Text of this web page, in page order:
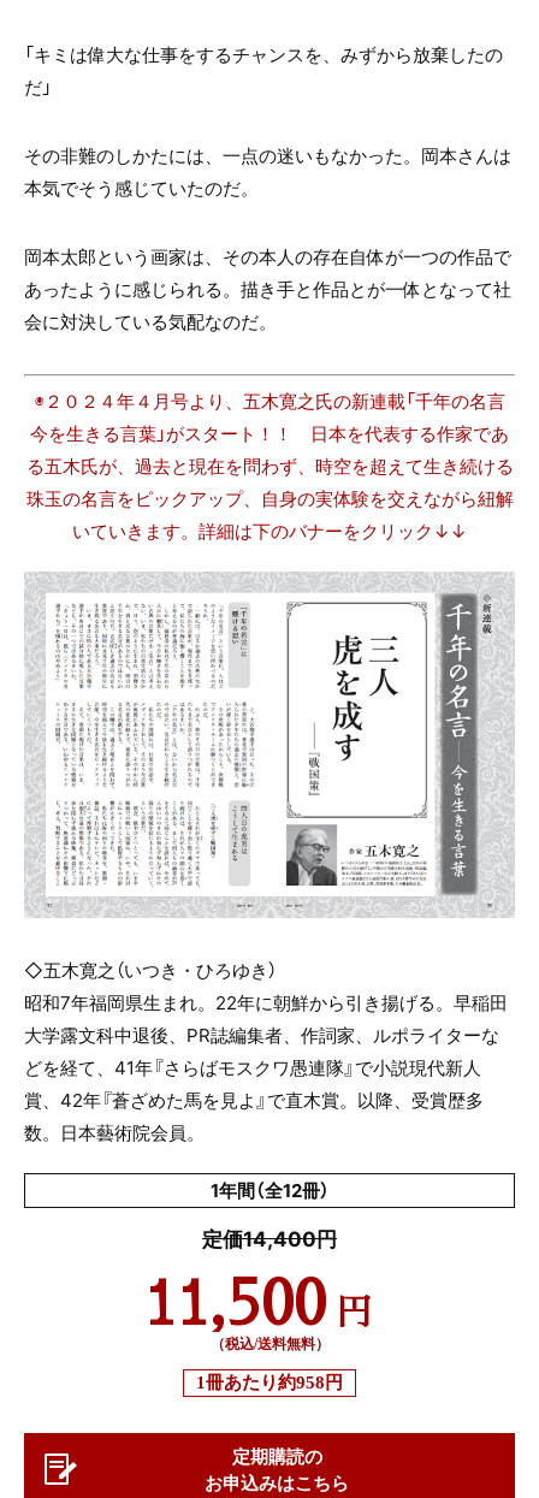
「キミは偉大な仕事をするチャンスを、みずから放棄したの
だ」
その非難のしかたには、一点の迷いもなかった。岡本さんは
本気でそう感じていたのだ。
岡本太郎という画家は、その本人の存在自体が一つの作品で
あったように感じられる。描き手と作品とが一体となって社
会に対決している気配なのだ。
◉２０２４年４月号より、五木寛之氏の新連載「千年の名言
今を生きる言葉」がスタート！！ 日本を代表する作家であ
る五木氏が、過去と現在を問わず、時空を超えて生き続ける
珠玉の名言をピックアップ、自身の実体験を交えながら紐解
いていきます。詳細は下のバナーをクリック↓↓
◇五木寛之（いつき・ひろゆき）
昭和7年福岡県生まれ。22年に朝鮮から引き揚げる。早稲田
大学露文科中退後、PR誌編集者、作詞家、ルポライターな
どを経て、41年『さらばモスクワ愚連隊』で小説現代新人
賞、42年『蒼ざめた馬を見よ』で直木賞。以降、受賞歴多
数。日本藝術院会員。
1年間（全12冊）
定価14,400円
11,500 円
（税込/送料無料）
1冊あたり約958円
定期購読の
お申込みはこちら